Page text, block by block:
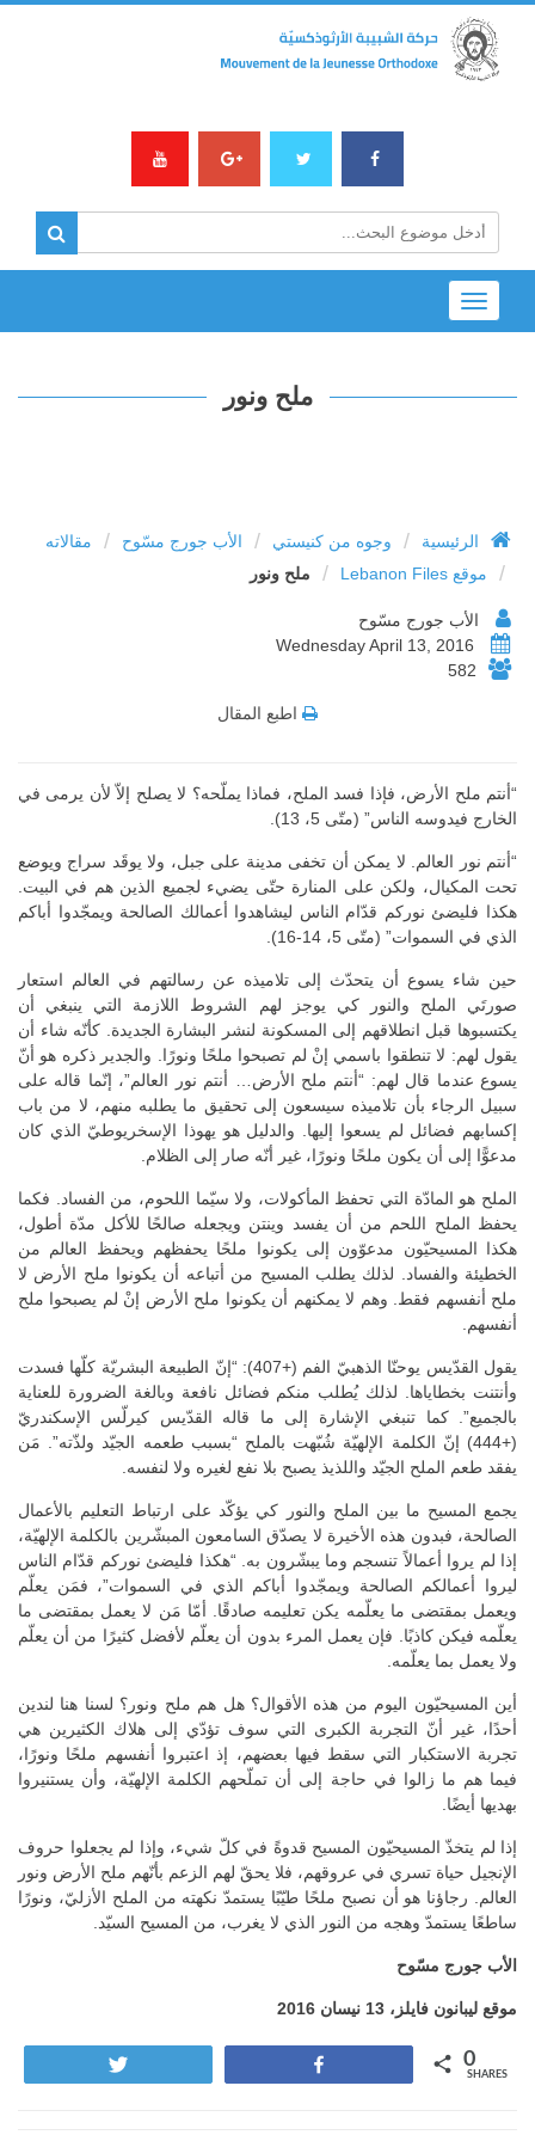
Toggle
navigation
ملح ونور
الرئيسية / وجوه من كنيستي / الأب جورج مسّوح / مقالاته
/ موقع Lebanon Files / ملح ونور
الأب جورج مسّوح
582
اطبع المقال
“أنتم ملح الأرض، فإذا فسد الملح، فماذا يملّحه؟ لا يصلح إلاّ لأن يرمى في
الخارج فيدوسه الناس” (متّى 5، 13).
“أنتم نور العالم. لا يمكن أن تخفى مدينة على جبل، ولا يوقَد سراج ويوضع
تحت المكيال، ولكن على المنارة حتّى يضيء لجميع الذين هم في البيت.
هكذا فليضئ نوركم قدّام الناس ليشاهدوا أعمالك الصالحة ويمجّدوا أباكم
الذي في السموات” (متّى 5، 14-16).
حين شاء يسوع أن يتحدّث إلى تلاميذه عن رسالتهم في العالم استعار
صورتَي الملح والنور كي يوجز لهم الشروط اللازمة التي ينبغي أن
يكتسبوها قبل انطلاقهم إلى المسكونة لنشر البشارة الجديدة. كأنّه شاء أن
يقول لهم: لا تنطقوا باسمي إنْ لم تصبحوا ملحًا ونورًا. والجدير ذكره هو أنّ
يسوع عندما قال لهم: “أنتم ملح الأرض… أنتم نور العالم”، إنّما قاله على
سبيل الرجاء بأن تلاميذه سيسعون إلى تحقيق ما يطلبه منهم، لا من باب
إكسابهم فضائل لم يسعوا إليها. والدليل هو يهوذا الإسخريوطيّ الذي كان
مدعوًّا إلى أن يكون ملحًا ونورًا، غير أنّه صار إلى الظلام.
الملح هو المادّة التي تحفظ المأكولات، ولا سيّما اللحوم، من الفساد. فكما
يحفظ الملح اللحم من أن يفسد وينتن ويجعله صالحًا للأكل مدّة أطول،
هكذا المسيحيّون مدعوّون إلى يكونوا ملحًا يحفظهم ويحفظ العالم من
الخطيئة والفساد. لذلك يطلب المسيح من أتباعه أن يكونوا ملح الأرض لا
ملح أنفسهم فقط. وهم لا يمكنهم أن يكونوا ملح الأرض إنْ لم يصبحوا ملح
أنفسهم.
يقول القدّيس يوحنّا الذهبيّ الفم (+407): “إنّ الطبيعة البشريّة كلّها فسدت
وأنتنت بخطاياها. لذلك يُطلب منكم فضائل نافعة وبالغة الضرورة للعناية
بالجميع”. كما تنبغي الإشارة إلى ما قاله القدّيس كيرلّس الإسكندريّ
(+444) إنّ الكلمة الإلهيّة شُبّهت بالملح “بسبب طعمه الجيّد ولذّته”. مَن
يفقد طعم الملح الجيّد واللذيذ يصبح بلا نفع لغيره ولا لنفسه.
يجمع المسيح ما بين الملح والنور كي يؤكّد على ارتباط التعليم بالأعمال
الصالحة، فبدون هذه الأخيرة لا يصدّق السامعون المبشّرين بالكلمة الإلهيّة،
إذا لم يروا أعمالاً تنسجم وما يبشّرون به. “هكذا فليضئ نوركم قدّام الناس
ليروا أعمالكم الصالحة ويمجّدوا أباكم الذي في السموات”، فمَن يعلّم
ويعمل بمقتضى ما يعلّمه يكن تعليمه صادقًا. أمّا مَن لا يعمل بمقتضى ما
يعلّمه فيكن كاذبًا. فإن يعمل المرء بدون أن يعلّم لأفضل كثيرًا من أن يعلّم
ولا يعمل بما يعلّمه.
أين المسيحيّون اليوم من هذه الأقوال؟ هل هم ملح ونور؟ لسنا هنا لندين
أحدًا، غير أنّ التجربة الكبرى التي سوف تؤدّي إلى هلاك الكثيرين هي
تجربة الاستكبار التي سقط فيها بعضهم، إذ اعتبروا أنفسهم ملحًا ونورًا،
فيما هم ما زالوا في حاجة إلى أن تملّحهم الكلمة الإلهيّة، وأن يستنيروا
بهديها أيضًا.
إذا لم يتخذّ المسيحيّون المسيح قدوةً في كلّ شيء، وإذا لم يجعلوا حروف
الإنجيل حياة تسري في عروقهم، فلا يحقّ لهم الزعم بأنّهم ملح الأرض ونور
العالم. رجاؤنا هو أن نصبح ملحًا طيّبًا يستمدّ نكهته من الملح الأزليّ، ونورًا
ساطعًا يستمدّ وهجه من النور الذي لا يغرب، من المسيح السيّد.
الأب جورج مسّوح
موقع ليبانون فايلز، 13 نيسان 2016
0
SHARES